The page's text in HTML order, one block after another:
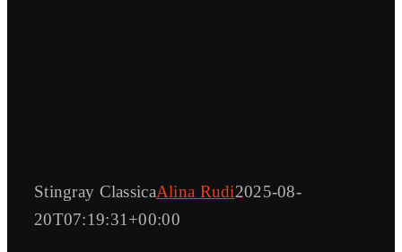
Stingray ClassicaAlina Rudi2025-08-
20T07:19:31+00:00